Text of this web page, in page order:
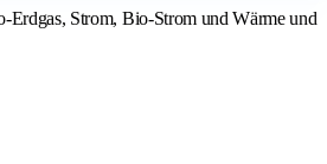
Erdgas, Strom, Bio-Strom und Wärme und